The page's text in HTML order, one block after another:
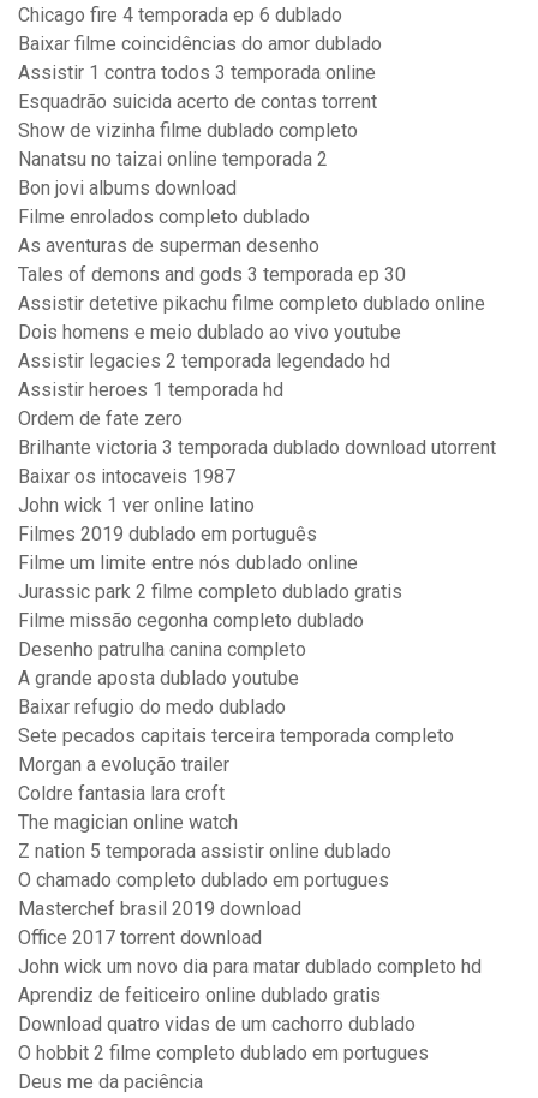
Chicago fire 4 temporada ep 6 dublado
Baixar filme coincidências do amor dublado
Assistir 1 contra todos 3 temporada online
Esquadrão suicida acerto de contas torrent
Show de vizinha filme dublado completo
Nanatsu no taizai online temporada 2
Bon jovi albums download
Filme enrolados completo dublado
As aventuras de superman desenho
Tales of demons and gods 3 temporada ep 30
Assistir detetive pikachu filme completo dublado online
Dois homens e meio dublado ao vivo youtube
Assistir legacies 2 temporada legendado hd
Assistir heroes 1 temporada hd
Ordem de fate zero
Brilhante victoria 3 temporada dublado download utorrent
Baixar os intocaveis 1987
John wick 1 ver online latino
Filmes 2019 dublado em português
Filme um limite entre nós dublado online
Jurassic park 2 filme completo dublado gratis
Filme missão cegonha completo dublado
Desenho patrulha canina completo
A grande aposta dublado youtube
Baixar refugio do medo dublado
Sete pecados capitais terceira temporada completo
Morgan a evolução trailer
Coldre fantasia lara croft
The magician online watch
Z nation 5 temporada assistir online dublado
O chamado completo dublado em portugues
Masterchef brasil 2019 download
Office 2017 torrent download
John wick um novo dia para matar dublado completo hd
Aprendiz de feiticeiro online dublado gratis
Download quatro vidas de um cachorro dublado
O hobbit 2 filme completo dublado em portugues
Deus me da paciência